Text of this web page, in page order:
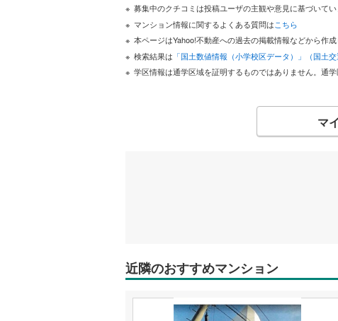
募集中のクチコミは投稿ユーザの主観や意見に基づいて
マンション情報に関するよくある質問はこちら
本ページはYahoo!不動産への過去の掲載情報などから作
検索結果は 「国土数値情報（小学校区データ）」（国土交
学区情報は通学区域を証明するものではありません。通
マ
近隣のおすすめマンション